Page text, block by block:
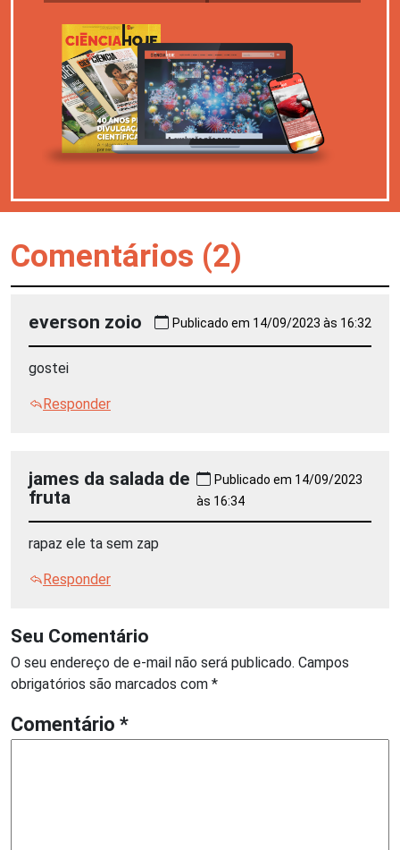
Comentários (2)
everson zoio Publicado em 14/09/2023 às 16:32
gostei
Responder
james da salada de
fruta
Publicado em 14/09/2023
às 16:34
rapaz ele ta sem zap
Responder
Seu Comentário
O seu endereço de e-mail não será publicado. Campos
obrigatórios são marcados com *
Comentário *